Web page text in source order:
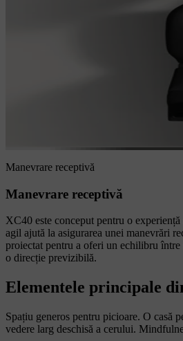
Manevrare receptivă
Manevrare receptivă
XC40 este conceput pentru o
agil ajută la asigurarea unei manevrări
proiectat pentru a oferi un echilibru
o direcție previzibilă.
Elementele principale
Spațiu generos pentru picioare. O casă
vedere larg deschisă a cerului.